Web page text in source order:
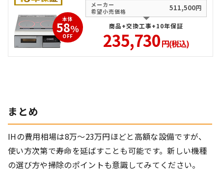
本体
58%
OFF
メーカー
希望小売価格
511,500円
商品+交換工事+10年保証
235,730円(税込)
まとめ
IHの費用相場は8万〜23万円ほどと高額な設備ですが、
使い方次第で寿命を延ばすことも可能です。新しい機種
の選び方や掃除のポイントも意識してみてください。